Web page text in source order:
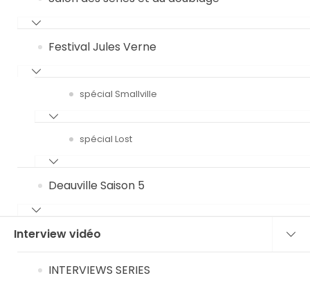
Festival Jules Verne
spécial Smallville
spécial Lost
Deauville Saison 5
Interview vidéo
INTERVIEWS SERIES